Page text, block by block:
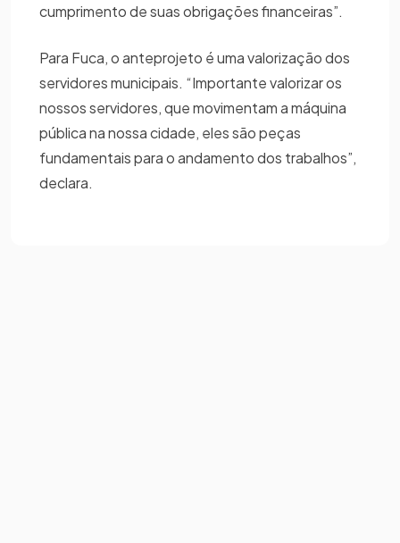
cumprimento de suas obrigações financeiras”.
Para Fuca, o anteprojeto é uma valorização dos
servidores municipais. “Importante valorizar os
nossos servidores, que movimentam a máquina
pública na nossa cidade, eles são peças
fundamentais para o andamento dos trabalhos”,
declara.